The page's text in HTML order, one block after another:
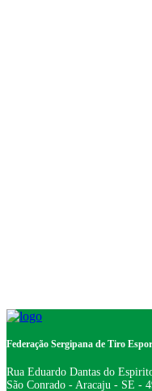
Federação Sergipana de Tiro
Rua Eduardo Dantas do
São Conrado - Aracaju - SE -